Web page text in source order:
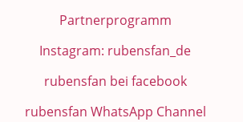
Partnerprogramm
Instagram: rubensfan_de
rubensfan bei facebook
rubensfan WhatsApp Channel